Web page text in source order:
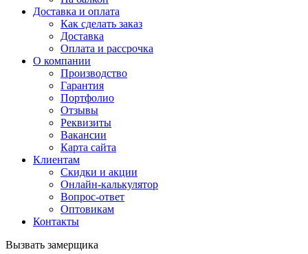
Доставка и оплата
Как сделать заказ
Доставка
Оплата и рассрочка
О компании
Производство
Гарантия
Портфолио
Отзывы
Реквизиты
Вакансии
Карта сайта
Клиентам
Скидки и акции
Онлайн-калькулятор
Вопрос-ответ
Оптовикам
Контакты
Вызвать замерщика